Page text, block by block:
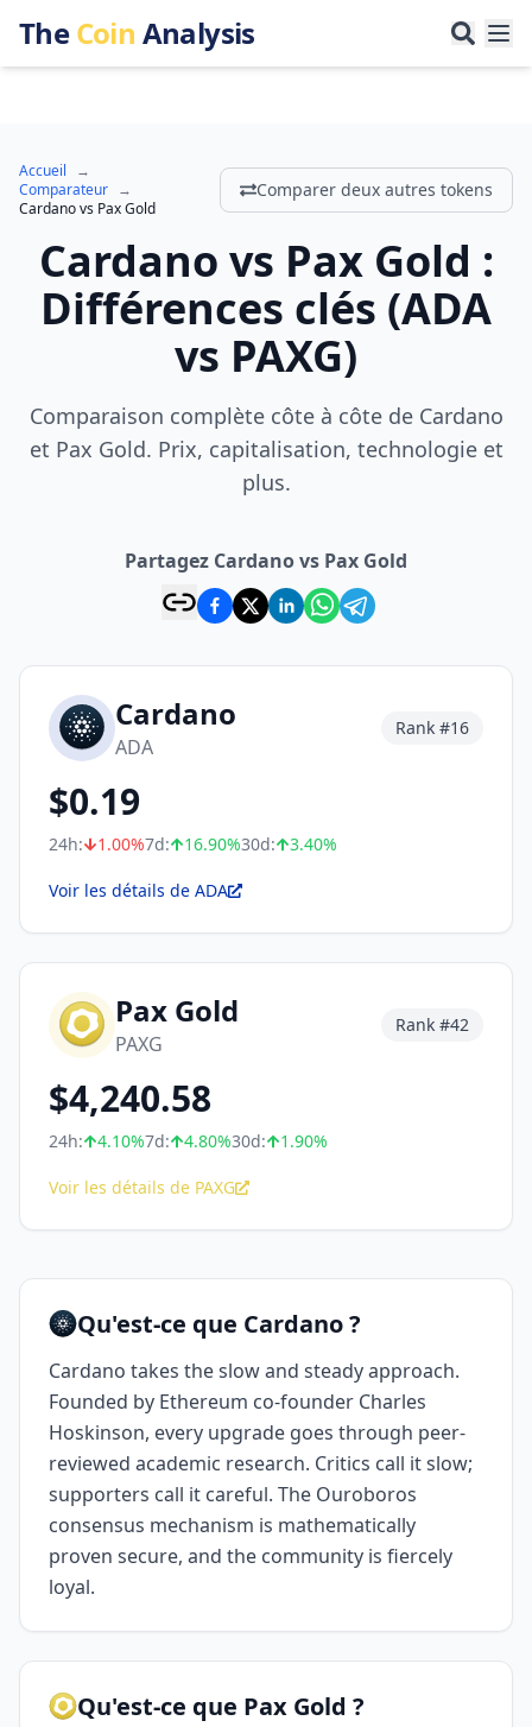
TheCoin Analysis
Accueil
→
Comparateur →
Cardanovs Pax Gold
Comparer deux autres tokens
Cardano vs Pax Gold :
Différences clés (ADA
vs PAXG)
Comparaison complète côte à côte de Cardano
et Pax Gold. Prix, capitalisation, technologie et
plus.
Partagez Cardano vs Pax Gold
Cardano
ADA
Rank #16
$0.19
24h: 1.00%7d: 16.90%30d: 3.40%
Voir les détails de ADA
Pax Gold
PAXG
Rank #42
$4,240.58
24h: 4.10%7d: 4.80%30d: 1.90%
Voir les détails de PAXG
Qu'est-ce que Cardano ?
Cardano takes the slow and steady approach.
Founded by Ethereum co-founder Charles
Hoskinson, every upgrade goes through peer-
reviewed academic research. Critics call it slow;
supporters call it careful. The Ouroboros
consensus mechanism is mathematically
proven secure, and the community is fiercely
loyal.
Qu'est-ce que Pax Gold ?